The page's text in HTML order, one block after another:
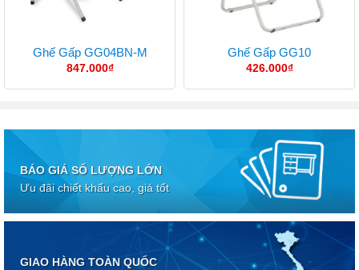
Ghế Gấp GG04BN-M
847.000₫
Ghế Gấp GG10
426.000₫
BÁO GIÁ SỐ LƯỢNG LỚN
Ưu đãi chiết khấu cao, giá tốt
GIAO HÀNG TOÀN QUỐC